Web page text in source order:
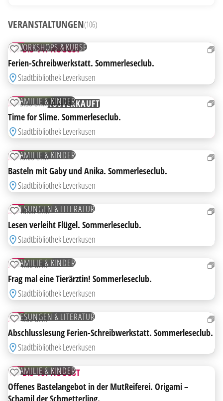
VERANSTALTUNGEN(106)
10
WORKSHOPS & KURSE
ZUR MERKLISTE HINZUFÜGEN
10. BIS 14. AUGUST
Ferien-Schreibwerkstatt. Sommerleseclub.
Stadtbibliothek Leverkusen
11
FAMILIE & KINDER
ZUR MERKLISTE HINZUFÜGEN
DI15:30 UHRAUSVERKAUFT
Time for Slime. Sommerleseclub.
Stadtbibliothek Leverkusen
12
FAMILIE & KINDER
ZUR MERKLISTE HINZUFÜGEN
MI16:00 UHR
Basteln mit Gaby und Anika. Sommerleseclub.
Stadtbibliothek Leverkusen
13
LESUNGEN & LITERATUR
ZUR MERKLISTE HINZUFÜGEN
DO16:00 UHR
Lesen verleiht Flügel. Sommerleseclub.
Stadtbibliothek Leverkusen
14
FAMILIE & KINDER
ZUR MERKLISTE HINZUFÜGEN
FR11:00 UHR
Frag mal eine Tierärztin! Sommerleseclub.
Stadtbibliothek Leverkusen
14
LESUNGEN & LITERATUR
ZUR MERKLISTE HINZUFÜGEN
FR14:00 UHR
Abschlusslesung Ferien-Schreibwerkstatt. Sommerleseclub.
Stadtbibliothek Leverkusen
AB
15
FAMILIE & KINDER
ZUR MERKLISTE HINZUFÜGEN
15. BIS 16. AUGUST
Offenes Bastelangebot in der MutReiferei. Origami –
Schamil der Schmetterling.